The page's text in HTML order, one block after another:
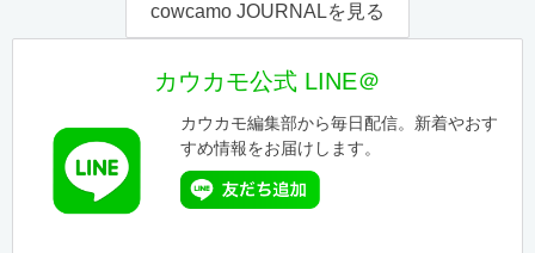
cowcamo JOURNALを見る
カウカモ公式 LINE＠
カウカモ編集部から毎日配信。新着やおす
すめ情報をお届けします。